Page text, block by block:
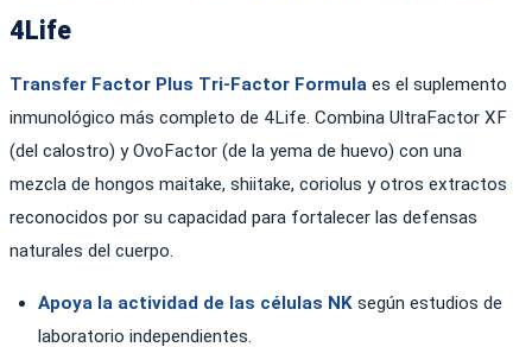
4Life
Transfer Factor Plus Tri-Factor Formula es el suplemento
inmunológico más completo de 4Life. Combina UltraFactor XF
(del calostro) y OvoFactor (de la yema de huevo) con una
mezcla de hongos maitake, shiitake, coriolus y otros extractos
reconocidos por su capacidad para fortalecer las defensas
naturales del cuerpo.
Apoya la actividad de las células NK según estudios de
laboratorio independientes.